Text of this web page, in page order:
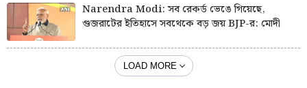
Narendra Modi: সব রেকর্ড ভেঙে গিয়েছে,
গুজরাটের ইতিহাসে সবথেকে বড় জয় BJP-র: মোদী
LOAD MORE